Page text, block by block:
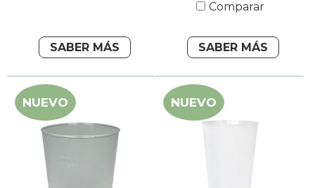
SABER MÁS
Comparar
SABER MÁS
NUEVO NUEVO